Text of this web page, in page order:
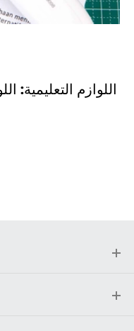
اللوازم التعليمية: